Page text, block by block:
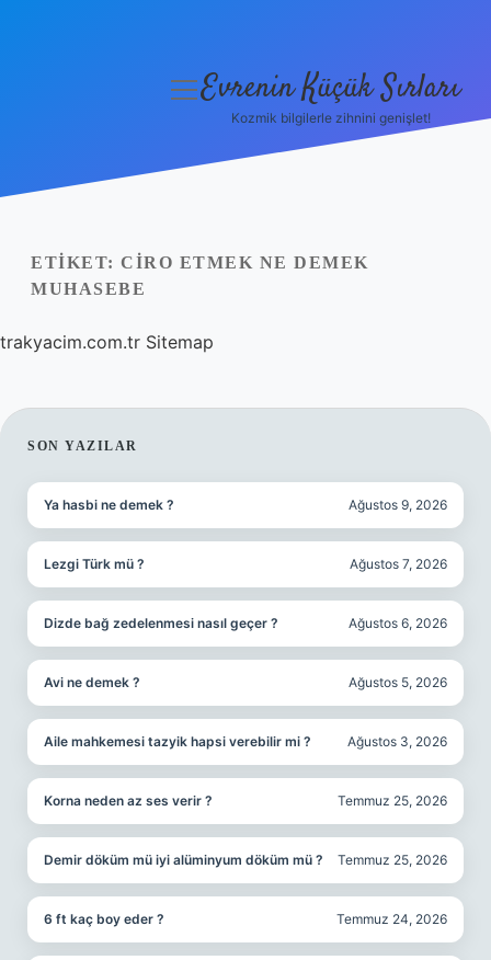
Yasal Uyarı
menüyü
Evrenin Küçük Sırları
Kozmik bilgilerle zihnini genişlet!
ETIKET: CIRO ETMEK NE DEMEK
MUHASEBE
trakyacim.com.tr Sitemap
SIDEBAR
SON YAZILAR
Ya hasbi ne demek ? Ağustos 9, 2026
Lezgi Türk mü ? Ağustos 7, 2026
Dizde bağ zedelenmesi nasıl geçer ? Ağustos 6, 2026
Avi ne demek ? Ağustos 5, 2026
Aile mahkemesi tazyik hapsi verebilir mi ? Ağustos 3, 2026
Korna neden az ses verir ? Temmuz 25, 2026
Demir döküm mü iyi alüminyum döküm mü ? Temmuz 25, 2026
6 ft kaç boy eder ? Temmuz 24, 2026